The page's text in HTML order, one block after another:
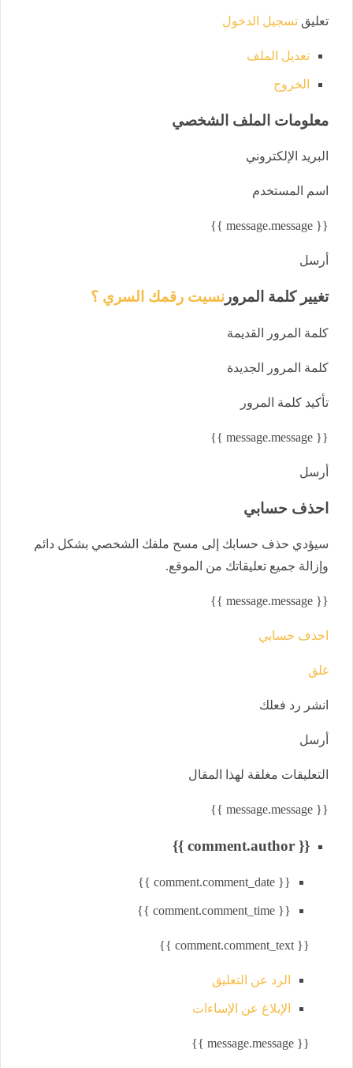
تعليق تسجيل الدخول
تعديل الملف
الخروج
معلومات الملف الشخصي
البريد الإلكتروني
اسم المستخدم
{{ message.message }}
أرسل
تغيير كلمة المرور نسيت رقمك السري ؟
كلمة المرور القديمة
كلمة المرور الجديدة
تأكيد كلمة المرور
{{ message.message }}
أرسل
احذف حسابي
سيؤدي حذف حسابك إلى مسح ملفك الشخصي بشكل دائم
وإزالة جميع تعليقاتك من الموقع.
{{ message.message }}
احذف حسابي
غلق
انشر رد فعلك
أرسل
التعليقات مغلقة لهذا المقال
{{ message.message }}
{{ comment.author }}
{{ comment.comment_date }}
{{ comment.comment_time }}
{{ comment.comment_text }}
الرد عن التعليق
الإبلاغ عن الإساءات
{{ message.message }}